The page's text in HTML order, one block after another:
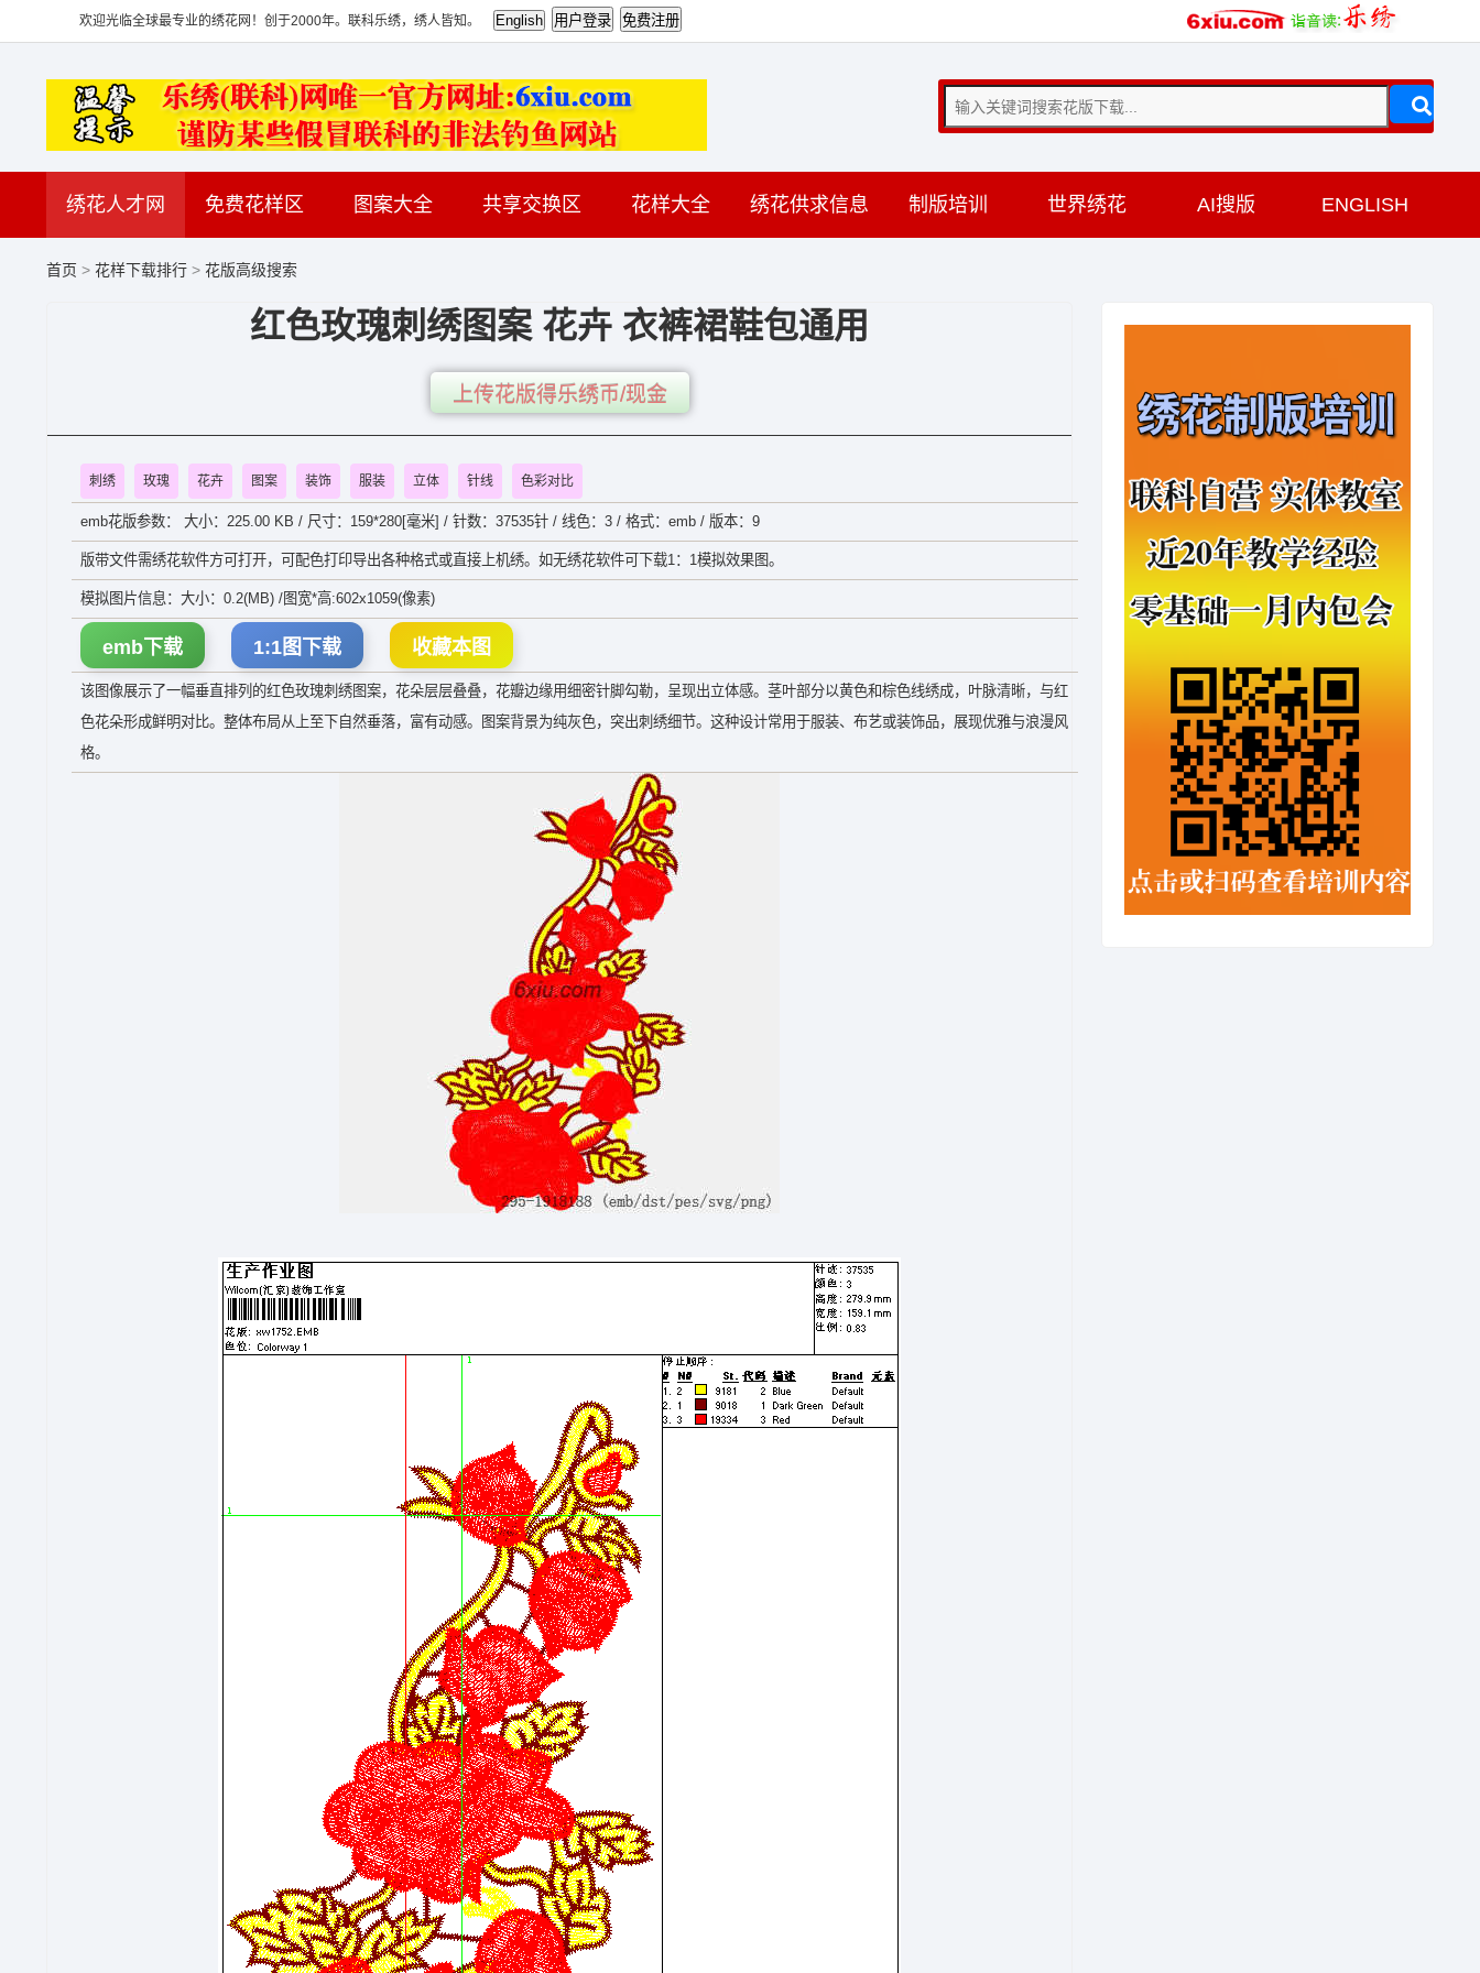
欢迎光临全球最专业的绣花网！创于2000年。联科乐绣，绣人皆知。
绣花人才网 免费花样区 图案大全 共享交换区 花样大全 绣花供求信息 制版培训 世界绣花 AI搜版 ENGLISH
首页 > 花样下载排行 > 花版高级搜索
红色玫瑰刺绣图案 花卉 衣裤裙鞋包通用
上传花版得乐绣币/现金
刺绣 玫瑰 花卉 图案 装饰 服装 立体 针线 色彩对比
emb花版参数： 大小：225.00 KB / 尺寸：159*280[毫米] / 针数：37535针 / 线色：3 / 格式：emb / 版本：9
版带文件需绣花软件方可打开，可配色打印导出各种格式或直接上机绣。如无绣花软件可下载1：1模拟效果图。
模拟图片信息：大小：0.2(MB) /图宽*高:602x1059(像素)
emb下载 1:1图下载 收藏本图
该图像展示了一幅垂直排列的红色玫瑰刺绣图案，花朵层层叠叠，花瓣边缘用细密针脚勾勒，呈现出立体感。茎叶部分以黄色和棕色线绣成，叶脉清晰，与红
色花朵形成鲜明对比。整体布局从上至下自然垂落，富有动感。图案背景为纯灰色，突出刺绣细节。这种设计常用于服装、布艺或装饰品，展现优雅与浪漫风
格。